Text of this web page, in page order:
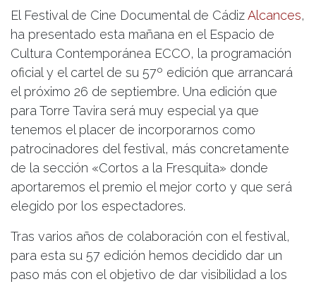
El Festival de Cine Documental de CádizAlcances,
ha presentado esta mañana en el Espacio de
Cultura Contemporánea ECCO, la programación
oficial y el cartel de su 57º edición que arrancará
el próximo 26 de septiembre. Una edición que
para Torre Tavira será muy especial ya que
tenemos el placer de incorporarnos como
patrocinadores del festival, más concretamente
de la sección «Cortos a la Fresquita» donde
aportaremos el premio el mejor corto y que será
elegido por los espectadores.
Tras varios años de colaboración con el festival,
para esta su 57 edición hemos decidido dar un
paso más con el objetivo de dar visibilidad a los